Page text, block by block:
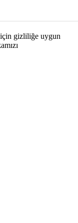
gizliliğe uygun